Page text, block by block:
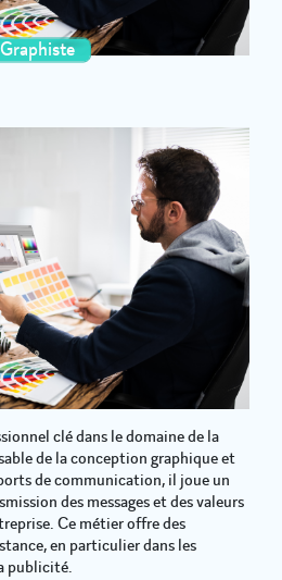
Graphiste
clé dans le domaine de la
de la conception graphique et
de communication, il joue un
des messages et des valeurs
Ce métier offre des
en particulier dans les
publicité.